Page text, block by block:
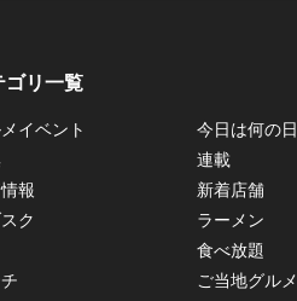
ゴリ一覧
イベント
今日は何の日
連載
報
新着店舗
ク
ラーメン
食べ放題
ご当地グルメ